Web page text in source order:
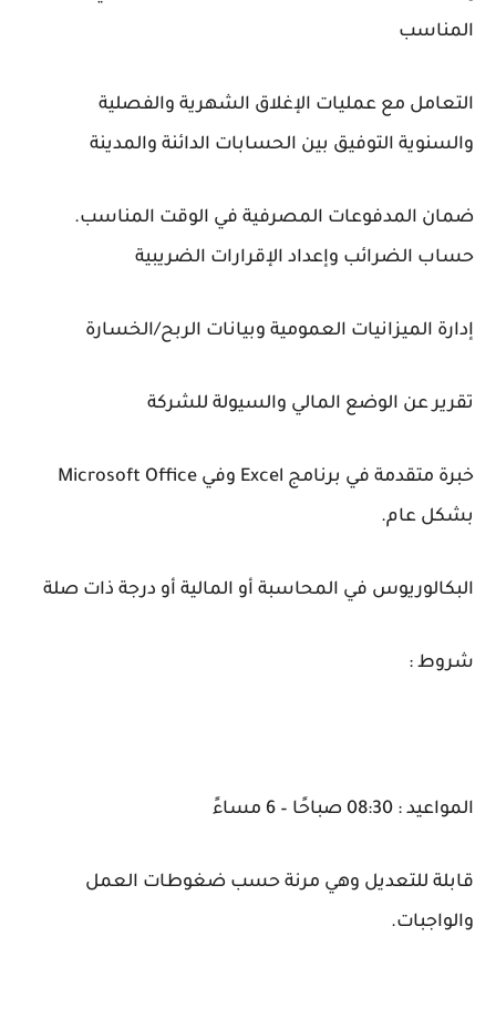
المناسب
التعامل مع عمليات الإغلاق الشهرية والفصلية
والسنوية التوفيق بين الحسابات الدائنة والمدينة
ضمان المدفوعات المصرفية في الوقت المناسب.
حساب الضرائب وإعداد الإقرارات الضريبية
إدارة الميزانيات العمومية وبيانات الربح/الخسارة
تقرير عن الوضع المالي والسيولة للشركة
خبرة متقدمة في برنامج Excel وفي Microsoft Office
بشكل عام.
البكالوريوس في المحاسبة أو المالية أو درجة ذات صلة
شروط :
المواعيد : 08:30 صباحًا – 6 مساءً
قابلة للتعديل وهي مرنة حسب ضغوطات العمل
والواجبات.